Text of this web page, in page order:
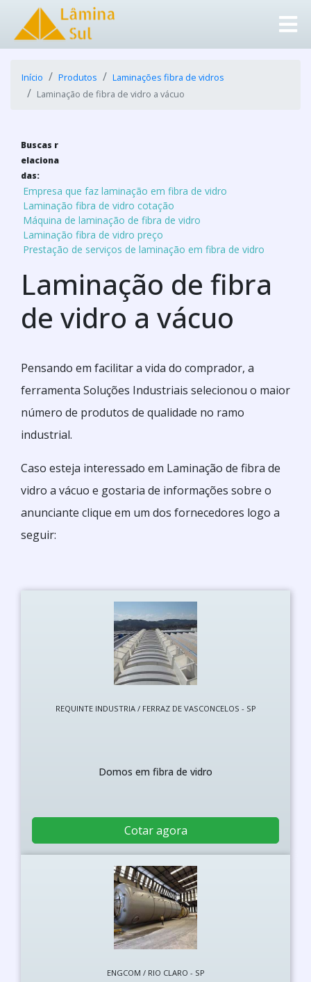
Início Produtos
Laminações fibra de vidros
Laminação de fibra de vidro a vácuo
Buscas r
elaciona
das:
Empresa que faz laminação em fibra de vidro
Laminação fibra de vidro cotação
Máquina de laminação de fibra de vidro
Laminação fibra de vidro preço
Prestação de serviços de laminação em fibra de vidro
Laminação de fibra
de vidro a vácuo
Pensando em facilitar a vida do comprador, a
ferramenta Soluções Industriais selecionou o maior
número de produtos de qualidade no ramo
industrial.
Caso esteja interessado em Laminação de fibra de
vidro a vácuo e gostaria de informações sobre o
anunciante clique em um dos fornecedores logo a
seguir:
REQUINTE INDUSTRIA / FERRAZ DE VASCONCELOS - SP
Domos em fibra de vidro
Cotar agora
ENGCOM / RIO CLARO - SP